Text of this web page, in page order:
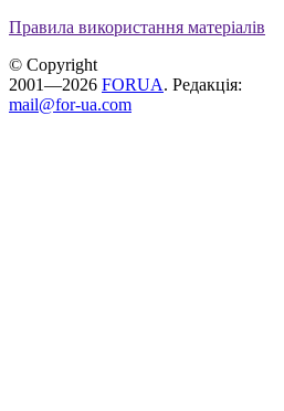
Правила використання матеріалів
© Copyright
2001—2026 FORUA. Редакція:
mail@for-ua.com